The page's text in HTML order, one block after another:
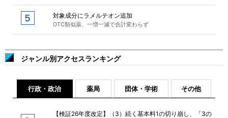
対象成分にラメルテオン追加
OTC類似薬、一増一減で合計変わらず
ジャンル別アクセスランキング
行政・政治 薬局 団体・学術 その他
【検証26年度改定】（3）続く基本料1の切り崩し、「3の